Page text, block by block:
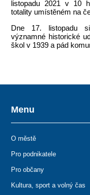
listopadu 2021 v 10
totality umístěném na
Dne 17. listopadu
významné historické
škol v 1939 a pád
Menu
O městě
Pro podnikatele
Pro občany
Kultura, sport a volný čas